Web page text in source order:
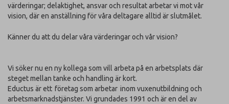
värderingar; delaktighet, ansvar och resultat arbetar vi mot vår
vision, där en anställning för våra deltagare alltid är slutmålet.
Känner du att du delar våra värderingar och vår vision?
Vi söker nu en ny kollega som vill arbeta på en arbetsplats där
steget mellan tanke och handling är kort.
Eductus är ett företag som arbetar inom vuxenutbildning och
arbetsmarknadstjänster. Vi grundades 1991 och är en del av